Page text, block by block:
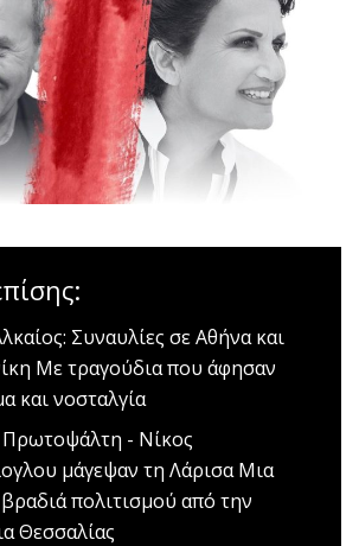
Συναυλίες σε Αθήνα και
Mε τραγούδια που άφησαν
και νοσταλγία
- Νίκος
μάγεψαν τη ΛάρισαΜια
πολιτισμού από την
Θεσσαλίας